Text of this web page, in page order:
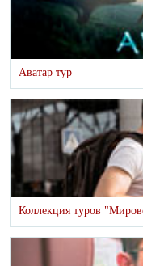
Аватар тур
Коллекция туров